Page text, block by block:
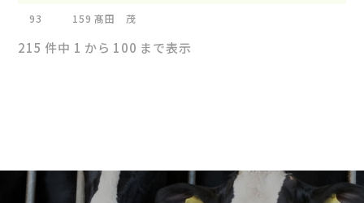
93 159 髙田 茂
215 件中 1 から 100 まで表示